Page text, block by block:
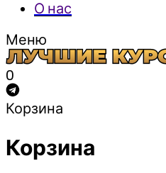
О нас
Меню
0
Корзина
Корзина